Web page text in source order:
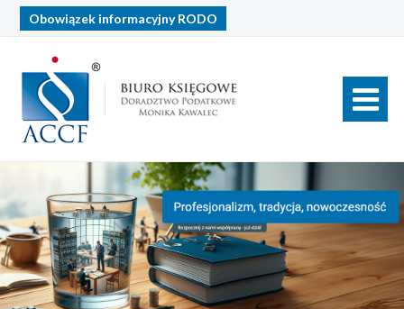
Obowiązek informacyjnyRODO